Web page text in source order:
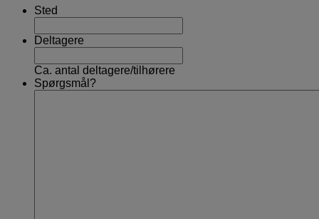
Sted
Deltagere
Ca. antal deltagere/tilhørere
Spørgsmål?